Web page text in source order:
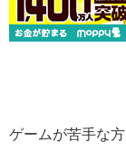
ゲームが苦手な